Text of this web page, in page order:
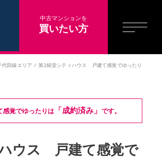
中古マンションを
買いたい方
代田線エリア 第2経堂シティハウス 戸建て感覚でゆったり
覚でゆったりは「成約済み」 です。
ウス 戸建て感覚で